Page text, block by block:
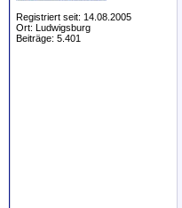
Registriert seit: 14.08.2005
Ort: Ludwigsburg
Beiträge: 5.401